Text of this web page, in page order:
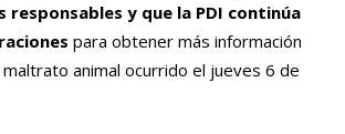
responsables y que la PDI continúa
para obtener más información
animal ocurrido el jueves 6 de